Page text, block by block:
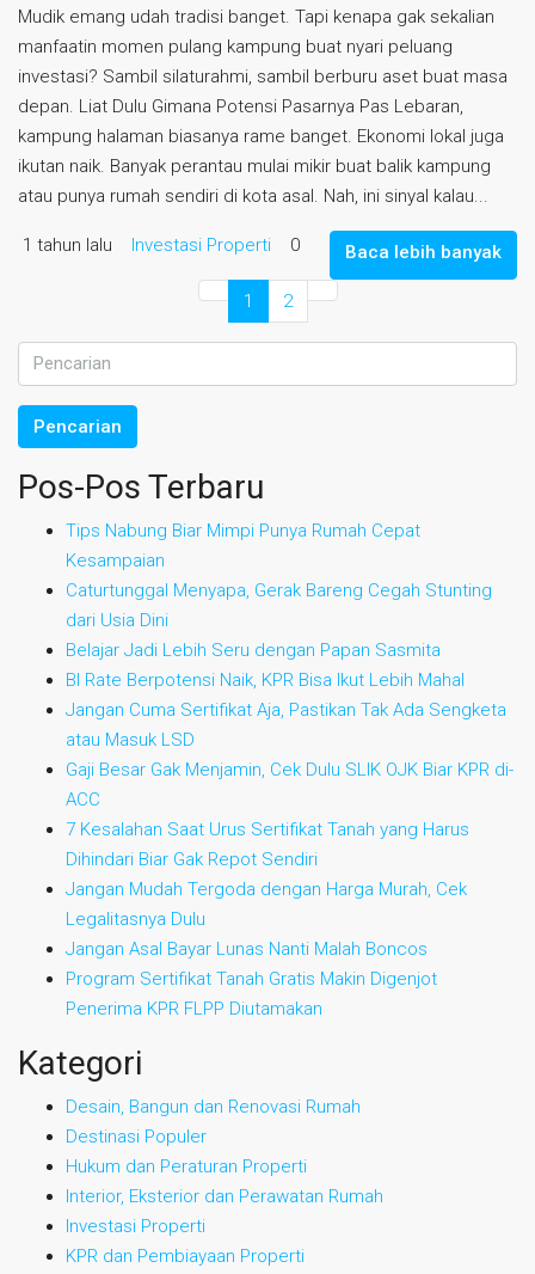
Mudik emang udah tradisi banget. Tapi kenapa gak sekalian
manfaatin momen pulang kampung buat nyari peluang
investasi? Sambil silaturahmi, sambil berburu aset buat masa
depan. Liat Dulu Gimana Potensi Pasarnya Pas Lebaran,
kampung halaman biasanya rame banget. Ekonomi lokal juga
ikutan naik. Banyak perantau mulai mikir buat balik kampung
atau punya rumah sendiri di kota asal. Nah, ini sinyal kalau...
1 tahun lalu Investasi Properti 0 Baca lebih banyak
1 2
Pencarian
Pos-Pos Terbaru
Tips Nabung Biar Mimpi Punya Rumah Cepat
Kesampaian
Caturtunggal Menyapa, Gerak Bareng Cegah Stunting
dari Usia Dini
Belajar Jadi Lebih Seru dengan Papan Sasmita
BI Rate Berpotensi Naik, KPR Bisa Ikut Lebih Mahal
Jangan Cuma Sertifikat Aja, Pastikan Tak Ada Sengketa
atau Masuk LSD
Gaji Besar Gak Menjamin, Cek Dulu SLIK OJK Biar KPR di-
ACC
7 Kesalahan Saat Urus Sertifikat Tanah yang Harus
Dihindari Biar Gak Repot Sendiri
Jangan Mudah Tergoda dengan Harga Murah, Cek
Legalitasnya Dulu
Jangan Asal Bayar Lunas Nanti Malah Boncos
Program Sertifikat Tanah Gratis Makin Digenjot
Penerima KPR FLPP Diutamakan
Kategori
Desain, Bangun dan Renovasi Rumah
Destinasi Populer
Hukum dan Peraturan Properti
Interior, Eksterior dan Perawatan Rumah
Investasi Properti
KPR dan Pembiayaan Properti